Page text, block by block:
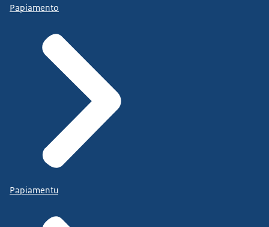
Papiamento
Papiamentu